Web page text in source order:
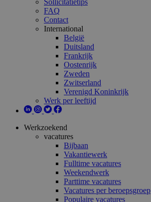
Sollicitatietips
FAQ
Contact
International
België
Duitsland
Frankrijk
Oostenrijk
Zweden
Zwitserland
Verenigd Koninkrijk
Werk per leeftijd
Werkzoekend
vacatures
Bijbaan
Vakantiewerk
Fulltime vacatures
Weekendwerk
Parttime vacatures
Vacatures per beroepsgroep
Populaire vacatures